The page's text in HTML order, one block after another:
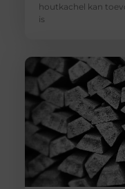
houtkachel kan
is